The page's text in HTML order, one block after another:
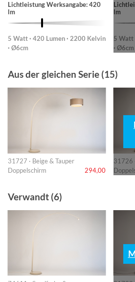
Lichtleistung Werksangabe: 420
lm
5 Watt · 420 Lumen · 2200 Kelvin
· Ø6cm
lm
5 Watt
· Ø6cm
Aus der gleichen Serie (15)
31727 · Beige & Tauper
Doppelschirm
294,00
31726
Verwandt (6)